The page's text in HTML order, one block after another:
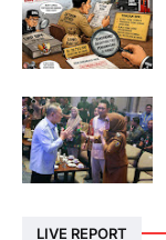
LIVE REPORT